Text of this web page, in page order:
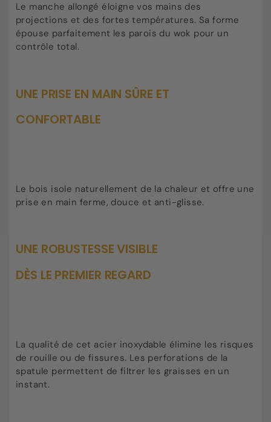
Le manche allongé éloigne vos mains des
projections et des fortes températures. Sa forme
épouse parfaitement les parois du wok pour un
contrôle total.
UNE PRISE EN MAIN SÛRE ET
CONFORTABLE
Le bois isole naturellement de la chaleur et offre une
prise en main ferme, douce et anti-glisse.
UNE ROBUSTESSE VISIBLE
DÈS LE PREMIER REGARD
La qualité de cet acier inoxydable élimine les risques
de rouille ou de fissures. Les perforations de la
spatule permettent de filtrer les graisses en un
instant.